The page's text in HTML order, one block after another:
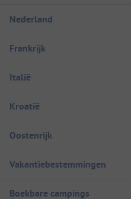
Nederland
Frankrijk
Italië
Kroatië
Oostenrijk
Vakantiebestemmingen
Boekbare campings